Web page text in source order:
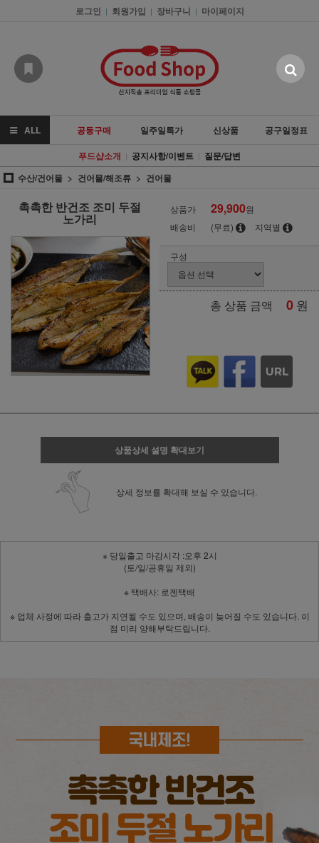
로그인 | 회원가입 | 장바구니 | 마이페이지
ALL 공동구매 일주일특가 신상품
공구일정표
푸드샵소개 | 공지사항/이벤트 | 질문/답변
수산/건어물
건어물/해조류 건어물
촉촉한 반건조 조미 두절
노가리
상품가 29,900원
배송비
(무료) 지역별
구성
총 상품 금액 0 원
상품상세 설명 확대보기
상세 정보를 확대해 보실 수 있습니다.
※ 당일출고 마감시각 :오후 2시
(토/일/공휴일 제외)
※ 택배사: 로젠택배
※ 업체 사정에 따라 출고가 지연될 수도 있으며, 배송이 늦어질 수도 있습니다. 이
점 미리 양해부탁드립니다.